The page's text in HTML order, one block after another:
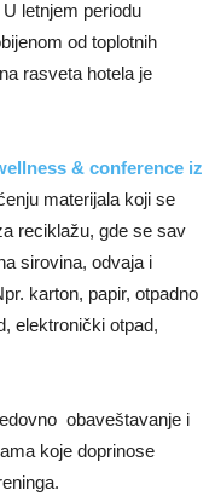
letnjem periodu
od toplotnih
rasveta hotela je
& conference iz
materijala koji se
reciklažu, gde se sav
sirovina, odvaja i
karton, papir, otpadno
elektronički otpad,
obaveštavanje i
koje doprinose